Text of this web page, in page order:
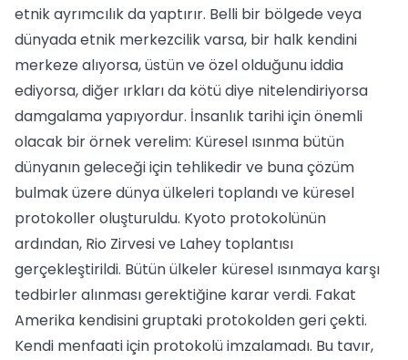
etnik ayrımcılık da yaptırır. Belli bir bölgede veya
dünyada etnik merkezcilik varsa, bir halk kendini
merkeze alıyorsa, üstün ve özel olduğunu iddia
ediyorsa, diğer ırkları da kötü diye nitelendiriyorsa
damgalama yapıyordur. İnsanlık tarihi için önemli
olacak bir örnek verelim: Küresel ısınma bütün
dünyanın geleceği için tehlikedir ve buna çözüm
bulmak üzere dünya ülkeleri toplandı ve küresel
protokoller oluşturuldu. Kyoto protokolünün
ardından, Rio Zirvesi ve Lahey toplantısı
gerçekleştirildi. Bütün ülkeler küresel ısınmaya karşı
tedbirler alınması gerektiğine karar verdi. Fakat
Amerika kendisini gruptaki protokolden geri çekti.
Kendi menfaati için protokolü imzalamadı. Bu tavır,